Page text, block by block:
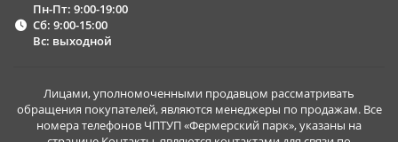
Пн-Пт: 9:00-19:00
Сб: 9:00-15:00
Вс: выходной
Лицами, уполномоченными продавцом рассматривать
обращения покупателей, являются менеджеры по продажам. Все
номера телефонов ЧПТУП «Фермерский парк», указаны на